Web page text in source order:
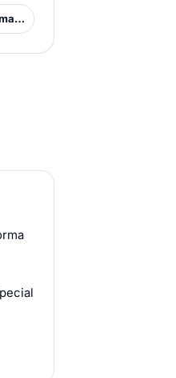
Android 15, up to 4 major Android upgrades, HyperOS 3